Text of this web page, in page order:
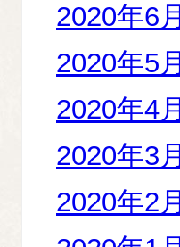
2020年6月
2020年5月
2020年4月
2020年3月
2020年2月